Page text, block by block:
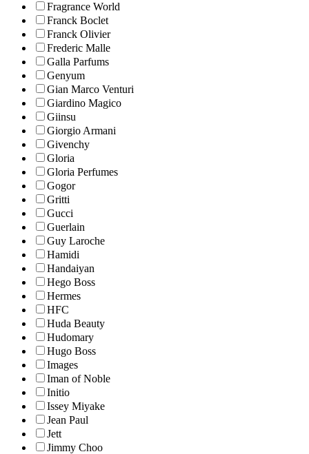
Fragrance World
Franck Boclet
Franck Olivier
Frederic Malle
Galla Parfums
Genyum
Gian Marco Venturi
Giardino Magico
Giinsu
Giorgio Armani
Givenchy
Gloria
Gloria Perfumes
Gogor
Gritti
Gucci
Guerlain
Guy Laroche
Hamidi
Handaiyan
Hego Boss
Hermes
HFC
Huda Beauty
Hudomary
Hugo Boss
Images
Iman of Noble
Initio
Issey Miyake
Jean Paul
Jett
Jimmy Choo